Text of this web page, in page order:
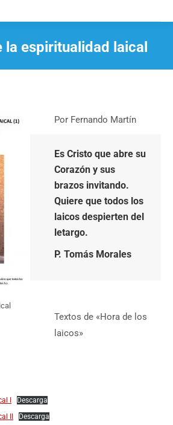
la espiritualidad laical
Por Fernando Martín
Es Cristo que abre su
Corazón y sus
brazos invitando.
Quiere que todos los
laicos despierten del
letargo.
P. Tomás Morales
Textos de «Hora de los
laicos»
I
Descarga
II
Descarga